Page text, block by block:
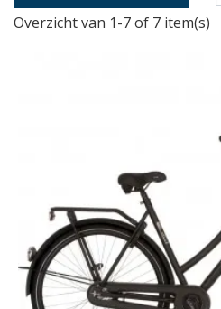
Overzicht van 1-7 of 7 item(s)